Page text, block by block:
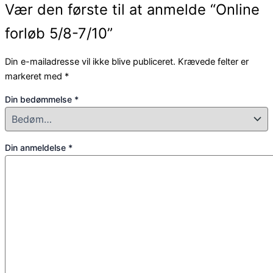
Vær den første til at anmelde “Online
forløb 5/8-7/10”
Din e-mailadresse vil ikke blive publiceret. Krævede felter er
markeret med *
Din bedømmelse *
Din anmeldelse *